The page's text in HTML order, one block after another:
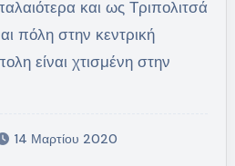
πόλη στην κεντρική
είναι χτισμένη στην
14 Μαρτίου 2020